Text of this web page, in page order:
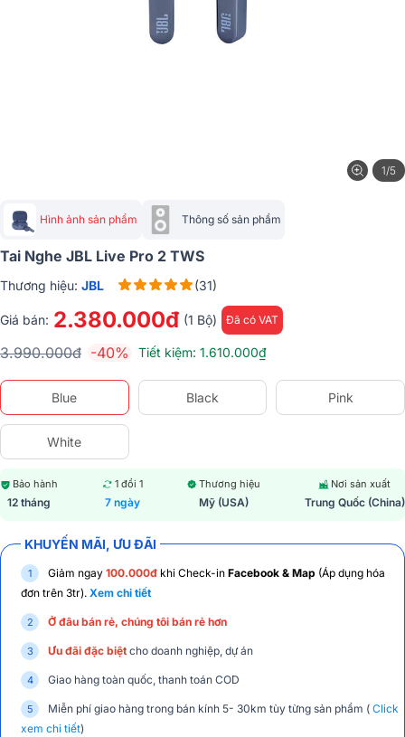
1/5
Hình ảnh sản phẩm Thông số sản phẩm
Tai Nghe JBL Live Pro 2 TWS
Thương hiệu: JBL (31)
Giá bán: 2.380.000đ (1 Bộ) Đã có VAT
3.990.000đ -40% Tiết kiệm: 1.610.000₫
Blue Black Pink
White
Bảo hành
12 tháng
1 đổi 1
7 ngày
Thương hiệu
Mỹ (USA)
Nơi sản xuất
Trung Quốc (China)
KHUYẾN MÃI, ƯU ĐÃI
Giảm ngay 100.000đ khi Check-in Facebook & Map (Áp dụng hóa
đơn trên 3tr). Xem chi tiết
Ở đâu bán rẻ, chúng tôi bán rẻ hơn
Ưu đãi đặc biệt cho doanh nghiệp, dự án
Giao hàng toàn quốc, thanh toán COD
Miễn phí giao hàng trong bán kính 5- 30km tùy từng sản phẩm ( Click
xem chi tiết)